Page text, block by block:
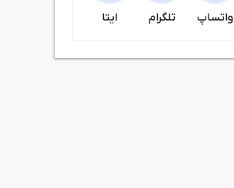
واتساپ تلگرام ایتا